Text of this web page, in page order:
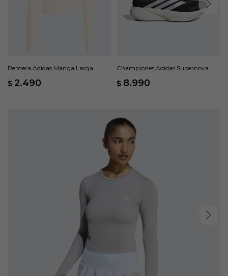
Remera Adidas Manga Larga
$ 2.490
Championes Adidas Supernova
$ 8.990